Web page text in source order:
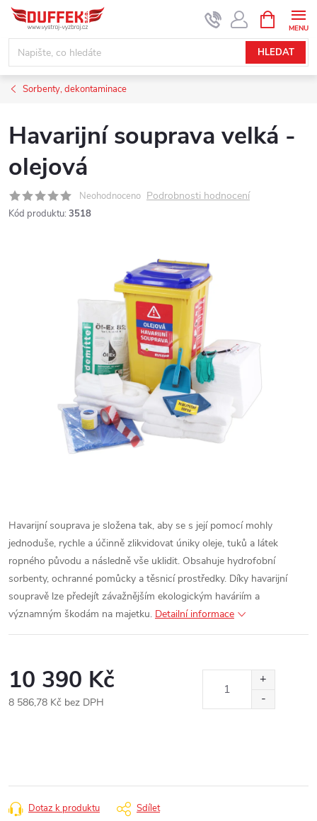
Přejít
obsah
HLEDAT
NÁKUPNÍ
KOŠÍK
Sorbenty, dekontaminace
Havarijní souprava velká -
olejová
Neohodnoceno Podrobnosti hodnocení
Kód produktu: 3518
Havarijní souprava je složena tak, aby se s její pomocí mohly
jednoduše, rychle a účinně zlikvidovat úniky oleje, tuků a látek
ropného původu a následně vše uklidit. Obsahuje hydrofobní
sorbenty, ochranné pomůcky a těsnicí prostředky. Díky havarijní
soupravě lze předejít závažnějším ekologickým haváriím a
významným škodám na majetku. Detailní informace
10 390 Kč
8 586,78 Kč bez DPH
Dotaz k produktu Sdílet